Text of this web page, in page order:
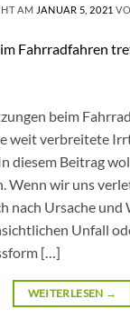
AM JANUAR 5, 2021
beim
weit verbreitete
diesem Beitrag
Wenn wir uns
nach Ursache und
Unfall
[…]
WEITERLESEN →